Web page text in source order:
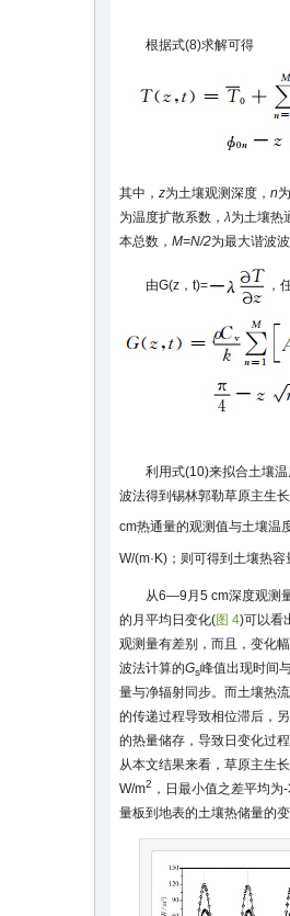
根据式(8)求解可得
其中， z为土壤观测深度， n
为温度扩散系数，λ为土壤热
本总数， M=N/2为最大谐波
由G(z，t)= ，
利用式(10)来拟合土壤
波法得到锡林郭勒草原主生
cm热通量的观测值与土壤温
W/(m·K)；则可得到土壤热容
从6—9月5 cm深度观测
的月平均日变化(图 4)可以看
观测量有差别，而且，变化
波法计算的Gs峰值出现时间
量与净辐射同步。而土壤热
的传递过程导致相位滞后，
的热量储存，导致日变化过
从本文结果来看，草原主生
W/m2 ，日最小值之差平均为
量板到地表的土壤热储量的